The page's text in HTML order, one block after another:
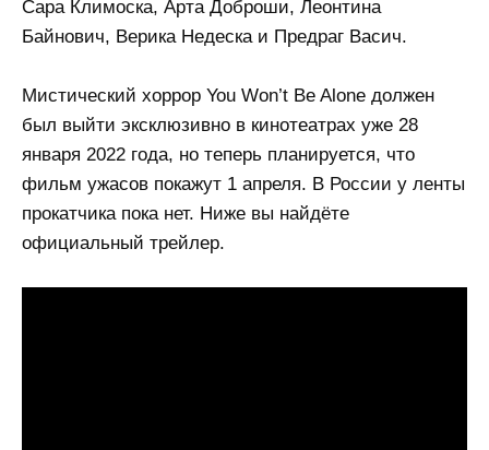
Сара Климоска, Арта Доброши, Леонтина
Байнович, Верика Недеска и Предраг Васич.
Мистический хоррор You Won’t Be Alone должен
был выйти эксклюзивно в кинотеатрах уже 28
января 2022 года, но теперь планируется, что
фильм ужасов покажут 1 апреля. В России у ленты
прокатчика пока нет. Ниже вы найдёте
официальный трейлер.